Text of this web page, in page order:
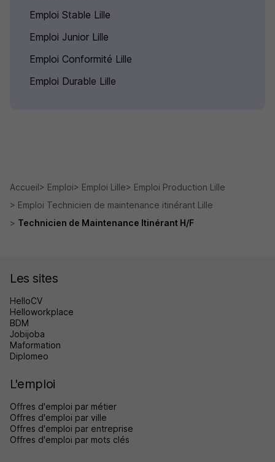
Emploi Stable Lille
Emploi Junior Lille
Emploi Conformité Lille
Emploi Durable Lille
Accueil Emploi Emploi Lille
Emploi Production Lille
Emploi Technicien de maintenance itinérant Lille
Technicien de Maintenance Itinérant H/F
Les sites
HelloCV
Helloworkplace
BDM
Jobijoba
Maformation
Diplomeo
L'emploi
Offres d'emploi par métier
Offres d'emploi par ville
Offres d'emploi par entreprise
Offres d'emploi par mots clés